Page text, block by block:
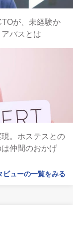
が、未経験か
パスとは
。ホステスとの
仲間のおかげ
ビューの一覧をみる